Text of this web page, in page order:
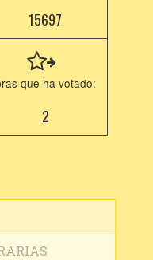
15697
que ha votado:
2